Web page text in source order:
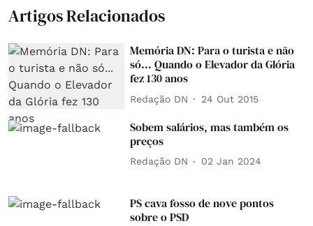
Artigos Relacionados
Memória DN: Para o turista e não
só... Quando o Elevador da Glória
fez 130 anos
Redação DN 24 Out 2015
Sobem salários, mas também os
preços
Redação DN 02 Jan 2024
PS cava fosso de nove pontos
sobre o PSD